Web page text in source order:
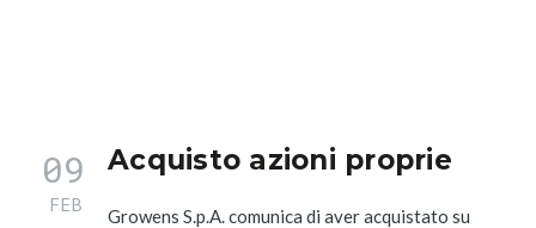
09
FEB
Acquisto azioni proprie
Growens S.p.A. comunica di aver acquistato su